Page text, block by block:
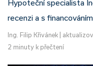
Hypoteční specialista
recenzi a s
Ing. Filip Křivánek
2 minuty k přečtení